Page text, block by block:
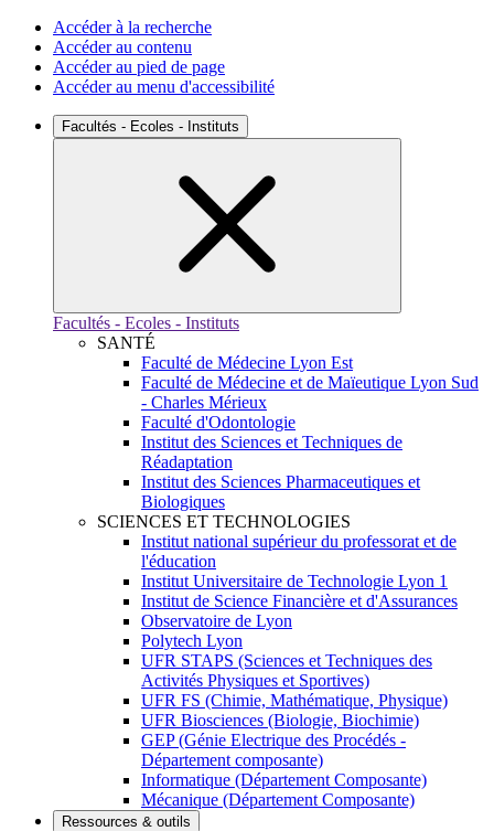
Accéder à la recherche
Accéder au contenu
Accéder au pied de page
Accéder au menu d'accessibilité
Facultés - Ecoles - Instituts
Facultés - Ecoles - Instituts
SANTÉ
Faculté de Médecine Lyon Est
Faculté de Médecine et de Maïeutique Lyon Sud
- Charles Mérieux
Faculté d'Odontologie
Institut des Sciences et Techniques de
Réadaptation
Institut des Sciences Pharmaceutiques et
Biologiques
SCIENCES ET TECHNOLOGIES
Institut national supérieur du professorat et de
l'éducation
Institut Universitaire de Technologie Lyon 1
Institut de Science Financière et d'Assurances
Observatoire de Lyon
Polytech Lyon
UFR STAPS (Sciences et Techniques des
Activités Physiques et Sportives)
UFR FS (Chimie, Mathématique, Physique)
UFR Biosciences (Biologie, Biochimie)
GEP (Génie Electrique des Procédés -
Département composante)
Informatique (Département Composante)
Mécanique (Département Composante)
Ressources & outils